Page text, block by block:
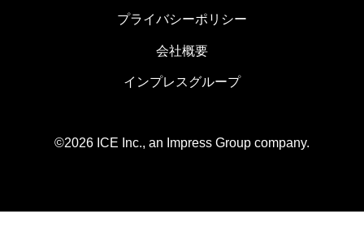
プライバシーポリシー
会社概要
インプレスグループ
©2026 ICE Inc., an Impress Group company.